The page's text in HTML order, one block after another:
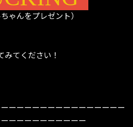
ちゃんをプレゼント）
みてください！
ーーーーーーーーーーーーーーー
ーーーーーーーーーー